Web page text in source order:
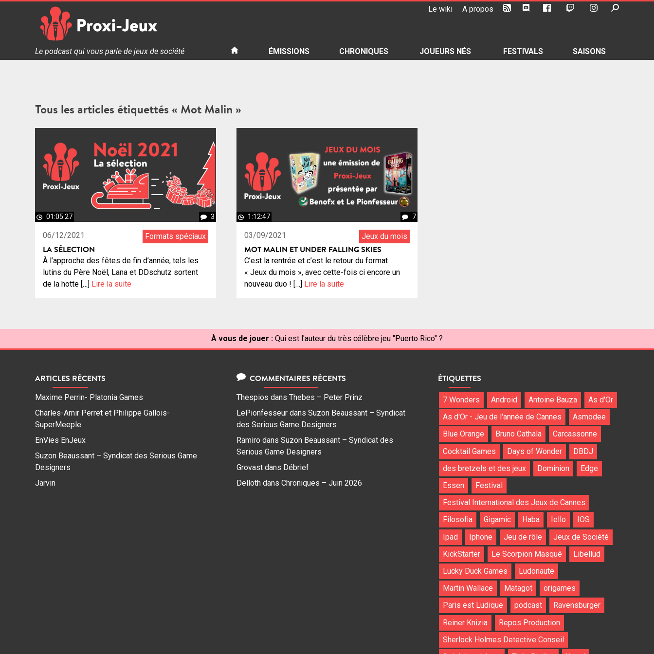
Le wiki A propos
Proxi Jeux - Le podcast qui vous parle de jeux de société
Le podcast qui vous parle de jeux de société ÉMISSIONS CHRONIQUES JOUEURS NÉS FESTIVALS SAISONS
Tous les articles étiquettés « Mot Malin »
01:05:27 3
06/12/2021 Formats spéciaux
LA SÉLECTION
À l’approche des fêtes de fin d’année, tels les
lutins du Père Noël, Lana et DDschutz sortent
de la hotte […]
Lire la suite
1:12:47 7
03/09/2021 Jeux du mois
MOT MALIN ET UNDER FALLING SKIES
C’est la rentrée et c’est le retour du format
« Jeux du mois », avec cette-fois ci encore un
nouveau duo ! […]
Lire la suite
À vous de jouer : Qui est l'auteur du très célèbre jeu "Puerto Rico" ?
ARTICLES RÉCENTS
Maxime Perrin- Platonia Games
Charles-Amir Perret et Philippe Gallois-
SuperMeeple
EnVies EnJeux
Suzon Beaussant – Syndicat des Serious Game
Designers
Jarvin
COMMENTAIRES RÉCENTS
Thespios dans Thebes – Peter Prinz
LePionfesseur dans Suzon Beaussant – Syndicat
des Serious Game Designers
Ramiro dans Suzon Beaussant – Syndicat des
Serious Game Designers
Grovast dans Débrief
Delloth dans Chroniques – Juin 2026
ÉTIQUETTES
7 Wonders Android Antoine Bauza
As d'Or
As d'Or - Jeu de l'année de Cannes
Asmodee
Blue Orange
Bruno Cathala
Carcassonne
Cocktail Games
Days of Wonder
DBDJ
des bretzels et des jeux
Dominion
Edge
Essen
Festival
Festival International des Jeux de Cannes
Filosofia
Gigamic Haba Iello
IOS
Ipad
Iphone Jeu de rôle
Jeux de Société
KickStarter
Le Scorpion Masqué
Libellud
Lucky Duck Games
Ludonaute
Martin Wallace
Matagot
origames
Paris est Ludique
podcast
Ravensburger
Reiner Knizia
Repos Production
Sherlock Holmes Detective Conseil